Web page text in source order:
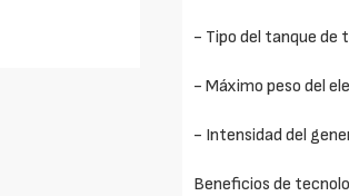
- Tipo del tanque de
- Máximo peso del
- Intensidad del
Beneficios de